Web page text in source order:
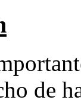
de